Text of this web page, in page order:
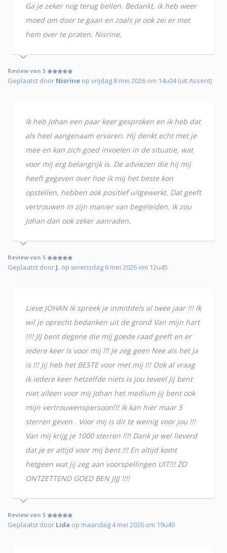
Ga je zeker nog terug bellen. Bedankt, ik heb weer
moed om door te gaan en zoals je ook zei er met
hem over te praten. Nisrine.
Review van 5
Geplaatst door Nisrine op vrijdag 8 mei 2026 om 14u04 (uit Assent)
Ik heb Johan een paar keer gesproken en ik heb dat
als heel aangenaam ervaren. Hij denkt echt met je
mee en kan zich goed invoelen in de situatie, wat
voor mij erg belangrijk is. De adviezen die hij mij
heeft gegeven over hoe ik mij het beste kon
opstellen, hebben ook positief uitgewerkt. Dat geeft
vertrouwen in zijn manier van begeleiden. Ik zou
Johan dan ook zeker aanraden.
Review van 5
Geplaatst door J. op woensdag 6 mei 2026 om 12u45
Lieve JOHAN Ik spreek je inmiddels al twee jaar !!! Ik
wil je oprecht bedanken uit de grond Van mijn hart
!!!! JIJ bent degene die mij goede raad geeft en er
iedere keer is voor mij !!! Je zeg geen Nee als het Ja
is !!! Jij heb het BESTE voor met mij !!! Ook al vraag
ik iedere keer hetzelfde niets is jou teveel Jij bent
niet alleen voor mij Johan het medium jij bent ook
mijn vertrouwenspersoon!!! Ik kan hier maar 5
sterren geven . Voor mij is dit te weinig voor jou !!!
Van mij krijg je 1000 sterren !!!! Dank je wel lieverd
dat je er altijd voor mij bent !!! En altijd komt
hetgeen wat jij zeg aan voorspellingen UIT!!! ZO
ONTZETTEND GOED BEN JIJJ !!!!
Review van 5
Geplaatst door Lida op maandag 4 mei 2026 om 19u40